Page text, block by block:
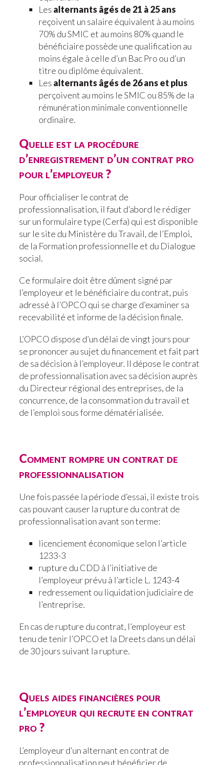
Les alternants âgés de 21 à 25 ans
reçoivent un salaire équivalent à au moins
70% du SMIC et au moins 80% quand le
bénéficiaire possède une qualification au
moins égale à celle d’un Bac Pro ou d’un
titre ou diplôme équivalent.
Les alternants âgés de 26 ans et plus
perçoivent au moins le SMIC ou 85% de la
rémunération minimale conventionnelle
ordinaire.
Quelle est la procédure
d’enregistrement d’un contrat pro
pour l’employeur ?
Pour officialiser le contrat de
professionnalisation, il faut d’abord le rédiger
sur un formulaire type (Cerfa) qui est disponible
sur le site du Ministère du Travail, de l’Emploi,
de la Formation professionnelle et du Dialogue
social.
Ce formulaire doit être dûment signé par
l’employeur et le bénéficiaire du contrat, puis
adressé à l’OPCO qui se charge d’examiner sa
recevabilité et informe de la décision finale.
L’OPCO dispose d’un délai de vingt jours pour
se prononcer au sujet du financement et fait part
de sa décision à l’employeur. Il dépose le contrat
de professionnalisation avec sa décision auprès
du Directeur régional des entreprises, de la
concurrence, de la consommation du travail et
de l’emploi sous forme dématérialisée.
Comment rompre un contrat de
professionnalisation
Une fois passée la période d’essai, il existe trois
cas pouvant causer la rupture du contrat de
professionnalisation avant son terme:
licenciement économique selon l’article
1233-3
rupture du CDD à l’initiative de
l’employeur prévu à l’article L. 1243-4
redressement ou liquidation judiciaire de
l’entreprise.
En cas de rupture du contrat, l’employeur est
tenu de tenir l’OPCO et la Dreets dans un délai
de 30 jours suivant la rupture.
Quels aides financières pour
l’employeur qui recrute en contrat
pro ?
L’employeur d’un alternant en contrat de
professionnalisation peut bénéficier de